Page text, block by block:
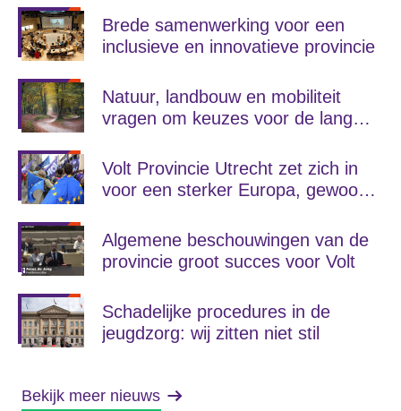
Brede samenwerking voor een
inclusieve en innovatieve provincie
Natuur, landbouw en mobiliteit
vragen om keuzes voor de lange
Volt Provincie Utrecht zet zich in
voor een sterker Europa, gewoon
Algemene beschouwingen van de
provincie groot succes voor Volt
Schadelijke procedures in de
jeugdzorg: wij zitten niet stil
Bekijk meer nieuws